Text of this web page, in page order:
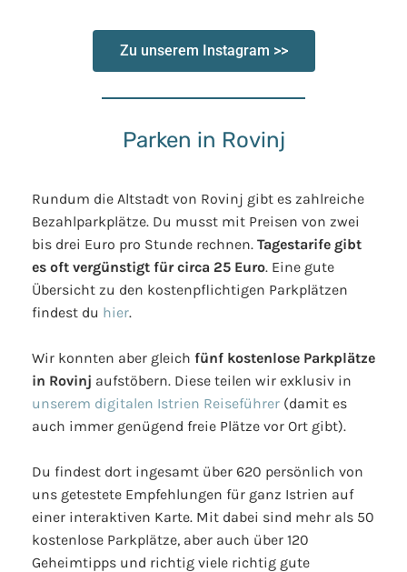
Zu unserem Instagram >>
Parken in Rovinj
Rundum die Altstadt von Rovinj gibt es zahlreiche
Bezahlparkplätze. Du musst mit Preisen von zwei
bis drei Euro pro Stunde rechnen. Tagestarife gibt
es oft vergünstigt für circa 25 Euro. Eine gute
Übersicht zu den kostenpflichtigen Parkplätzen
findest du hier.
Wir konnten aber gleich fünf kostenlose Parkplätze
in Rovinj aufstöbern. Diese teilen wir exklusiv in
unserem digitalen Istrien Reiseführer (damit es
auch immer genügend freie Plätze vor Ort gibt).
Du findest dort ingesamt über 620 persönlich von
uns getestete Empfehlungen für ganz Istrien auf
einer interaktiven Karte. Mit dabei sind mehr als 50
kostenlose Parkplätze, aber auch über 120
Geheimtipps und richtig viele richtig gute